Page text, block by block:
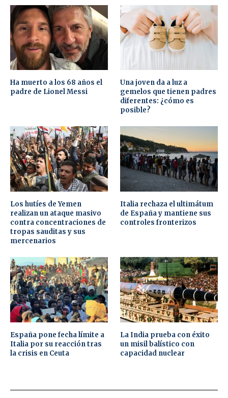
Ha muerto a los 68 años el
padre de Lionel Messi
Una joven da a luz a
gemelos que tienen padres
diferentes: ¿cómo es
posible?
Los hutíes de Yemen
realizan un ataque masivo
contra concentraciones de
tropas sauditas y sus
mercenarios
Italia rechaza el ultimátum
de España y mantiene sus
controles fronterizos
España pone fecha límite a
Italia por su reacción tras
la crisis en Ceuta
La India prueba con éxito
un misil balístico con
capacidad nuclear